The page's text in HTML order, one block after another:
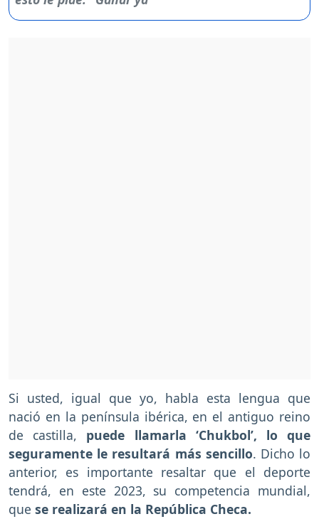
Si usted, igual que yo, habla esta lengua que
nació en la península ibérica, en el antiguo reino
de castilla, puede llamarla ‘Chukbol’, lo que
seguramente le resultará más sencillo. Dicho lo
anterior, es importante resaltar que el deporte
tendrá, en este 2023, su competencia mundial,
que se realizará en la República Checa.